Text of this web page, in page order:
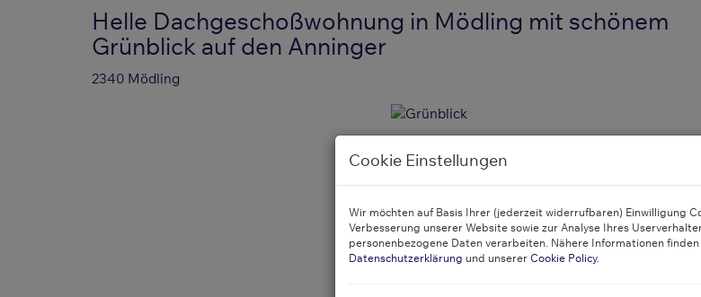
Helle Dachgeschoßwohnung in Mödling mit schönem
Grünblick auf den Anninger
2340 Mödling
Cookie Einstellungen
Wir möchten auf Basis Ihrer (jederzeit widerrufbaren) Einwilligung
Verbesserung unserer Website sowie zur Analyse Ihres
personenbezogene Daten verarbeiten. Nähere Informationen finden
Datenschutzerklärung und unserer Cookie Policy.